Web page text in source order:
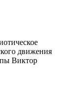
движения
Виктор